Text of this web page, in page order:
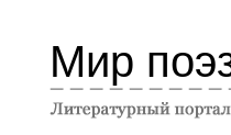
Мир